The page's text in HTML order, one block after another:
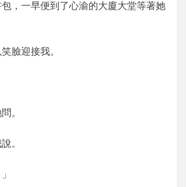
，一早便到了心渝的大廈大堂等著她
臉迎接我。
。
。